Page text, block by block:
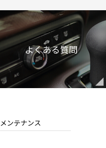
よくある質問
メンテナンス